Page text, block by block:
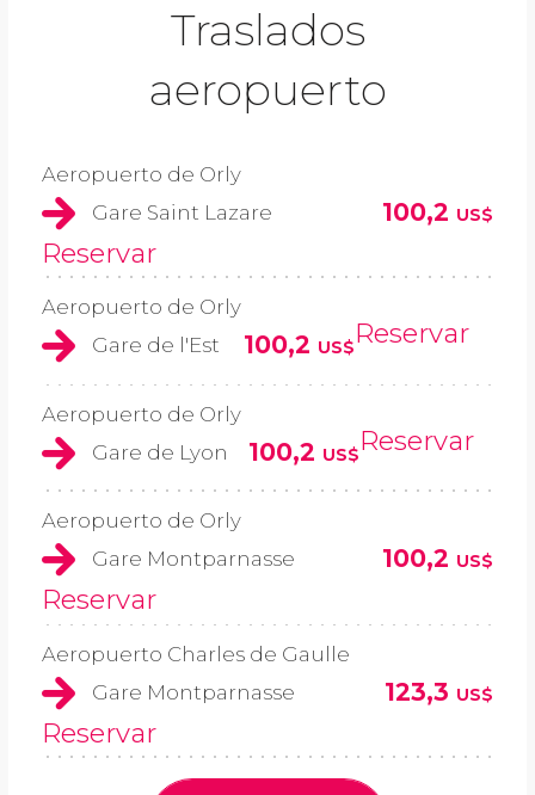
Traslados
aeropuerto
Aeropuerto de Orly
Gare Saint Lazare
100,2 US$
Reservar
Aeropuerto de Orly
Gare de l'Est
100,2 US$Reservar
Aeropuerto de Orly
Gare de Lyon
100,2 US$Reservar
Aeropuerto de Orly
Gare Montparnasse
100,2 US$
Reservar
Aeropuerto Charles de Gaulle
Gare Montparnasse
123,3 US$
Reservar